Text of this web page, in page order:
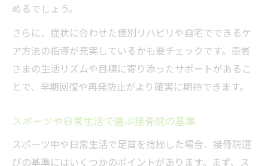
めるでしょう。
さらに、症状に合わせた個別リハビリや自宅でできるケ
ア方法の指導が充実しているかも要チェックです。患者
さまの生活リズムや目標に寄り添ったサポートがあるこ
とで、早期回復や再発防止がより確実に期待できます。
スポーツや日常生活で選ぶ接骨院の基準
スポーツ中や日常生活で足首を捻挫した場合、接骨院選
びの基準にはいくつかのポイントがあります。まず、ス